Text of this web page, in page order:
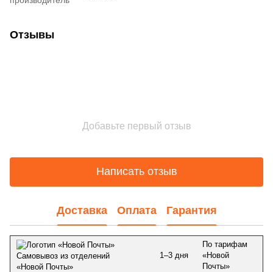
Отзывы
Добавьте первый отзыв
Написать отзыв
Доставка Оплата Гарантия
Самовывоз из отделений
«Новой Почты»
1–3 дня
По тарифам
«Новой
Почты»